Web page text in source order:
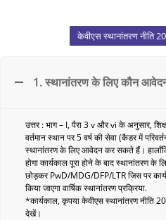
केवीएस स्थानांतरण नीति
1. स्थानांतरण के लिए कौन
उत्तर : भाग – I, पैरा 3 v और vi के अनुसार,
वर्तमान स्थान पर 5 वर्ष की सेवा (कैडर में
स्थानांतरण के लिए आवेदन कर सकते हैं।
होगा कार्यकाल पूरा होने के बाद स्थानांतरण
छोड़कर PwD/MDG/DFP/LTR जिस पर
किया जाएगा वार्षिक स्थानांतरण प्रक्रिया.
*कार्यकाल, कृपया केवीएस स्थानांतरण नीति
देखें।